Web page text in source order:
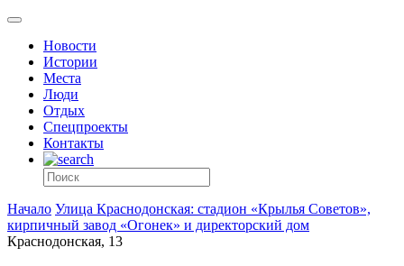
Новости
Истории
Места
Люди
Отдых
Спецпроекты
Контакты
Начало Улица Краснодонская: стадион «Крылья Советов»,
кирпичный завод «Огонек» и директорский дом
Краснодонская, 13